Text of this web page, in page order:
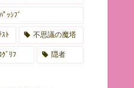
ｯｼﾌﾞ
ｽﾄ 不思議の魔塔
ｸﾞﾘﾌ 隠者